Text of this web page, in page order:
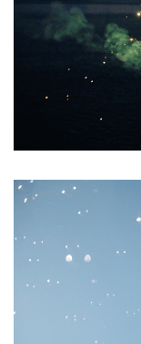
Ein Link zum
deine E-Mail-
Please select
Ich stimme zu
Ja, ich
akzeptiere die